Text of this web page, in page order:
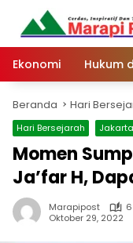
Langsung
konten
Ekonomi
Hukum
Beranda Hari
Hari Bersejarah Jakarta
Momen
Ja’far H,
Marapipost
Oktober 29, 2022